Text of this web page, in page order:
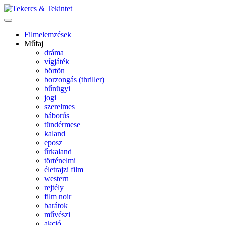
Filmelemzések
Műfaj
dráma
vígjáték
börtön
borzongás (thriller)
bűnügyi
jogi
szerelmes
háborús
tündérmese
kaland
eposz
űrkaland
történelmi
életrajzi film
western
rejtély
film noir
barátok
művészi